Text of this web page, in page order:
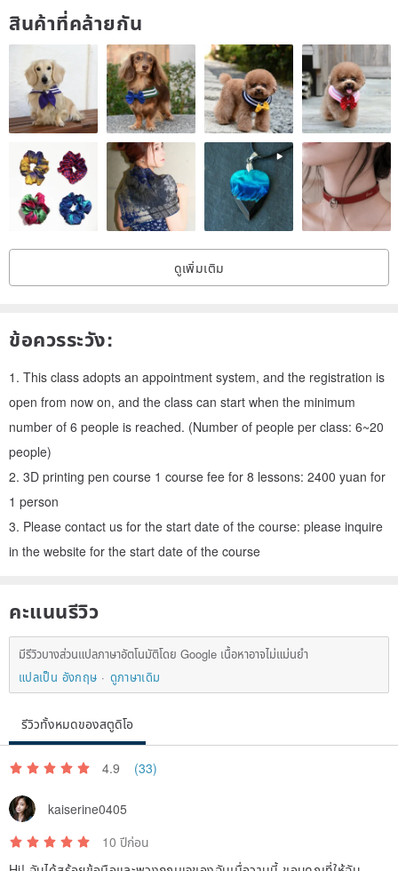
Class time: Every Monday, Wednesday / 13:30~15:00
Original price: 3200 yuan
Special price: 2400 yuan
Sign up today – start at the minimum number of people
3D Printing Pen Course 1 Issue 8
Course fee: 1 person charge 2400 yuan
Number of students per class: 6~ 20 people
สินค้าที่คล้ายกัน
ดูเพิ่มเติม
ข้อควรระวัง:
1. This class adopts an appointment system, and the registration is
open from now on, and the class can start when the minimum
number of 6 people is reached. (Number of people per class: 6~20
people)
2. 3D printing pen course 1 course fee for 8 lessons: 2400 yuan for
1 person
3. Please contact us for the start date of the course: please inquire
in the website for the start date of the course
คะแนนรีวิว
มีรีวิวบางส่วนแปลภาษาอัตโนมัติโดย Google เนื้อหาอาจไม่แม่นยำ
แปลเป็น อังกฤษ
ดูภาษาเดิม
รีวิวทั้งหมดของสตูดิโอ
4.9 (33)
kaiserine0405
10 ปีก่อน